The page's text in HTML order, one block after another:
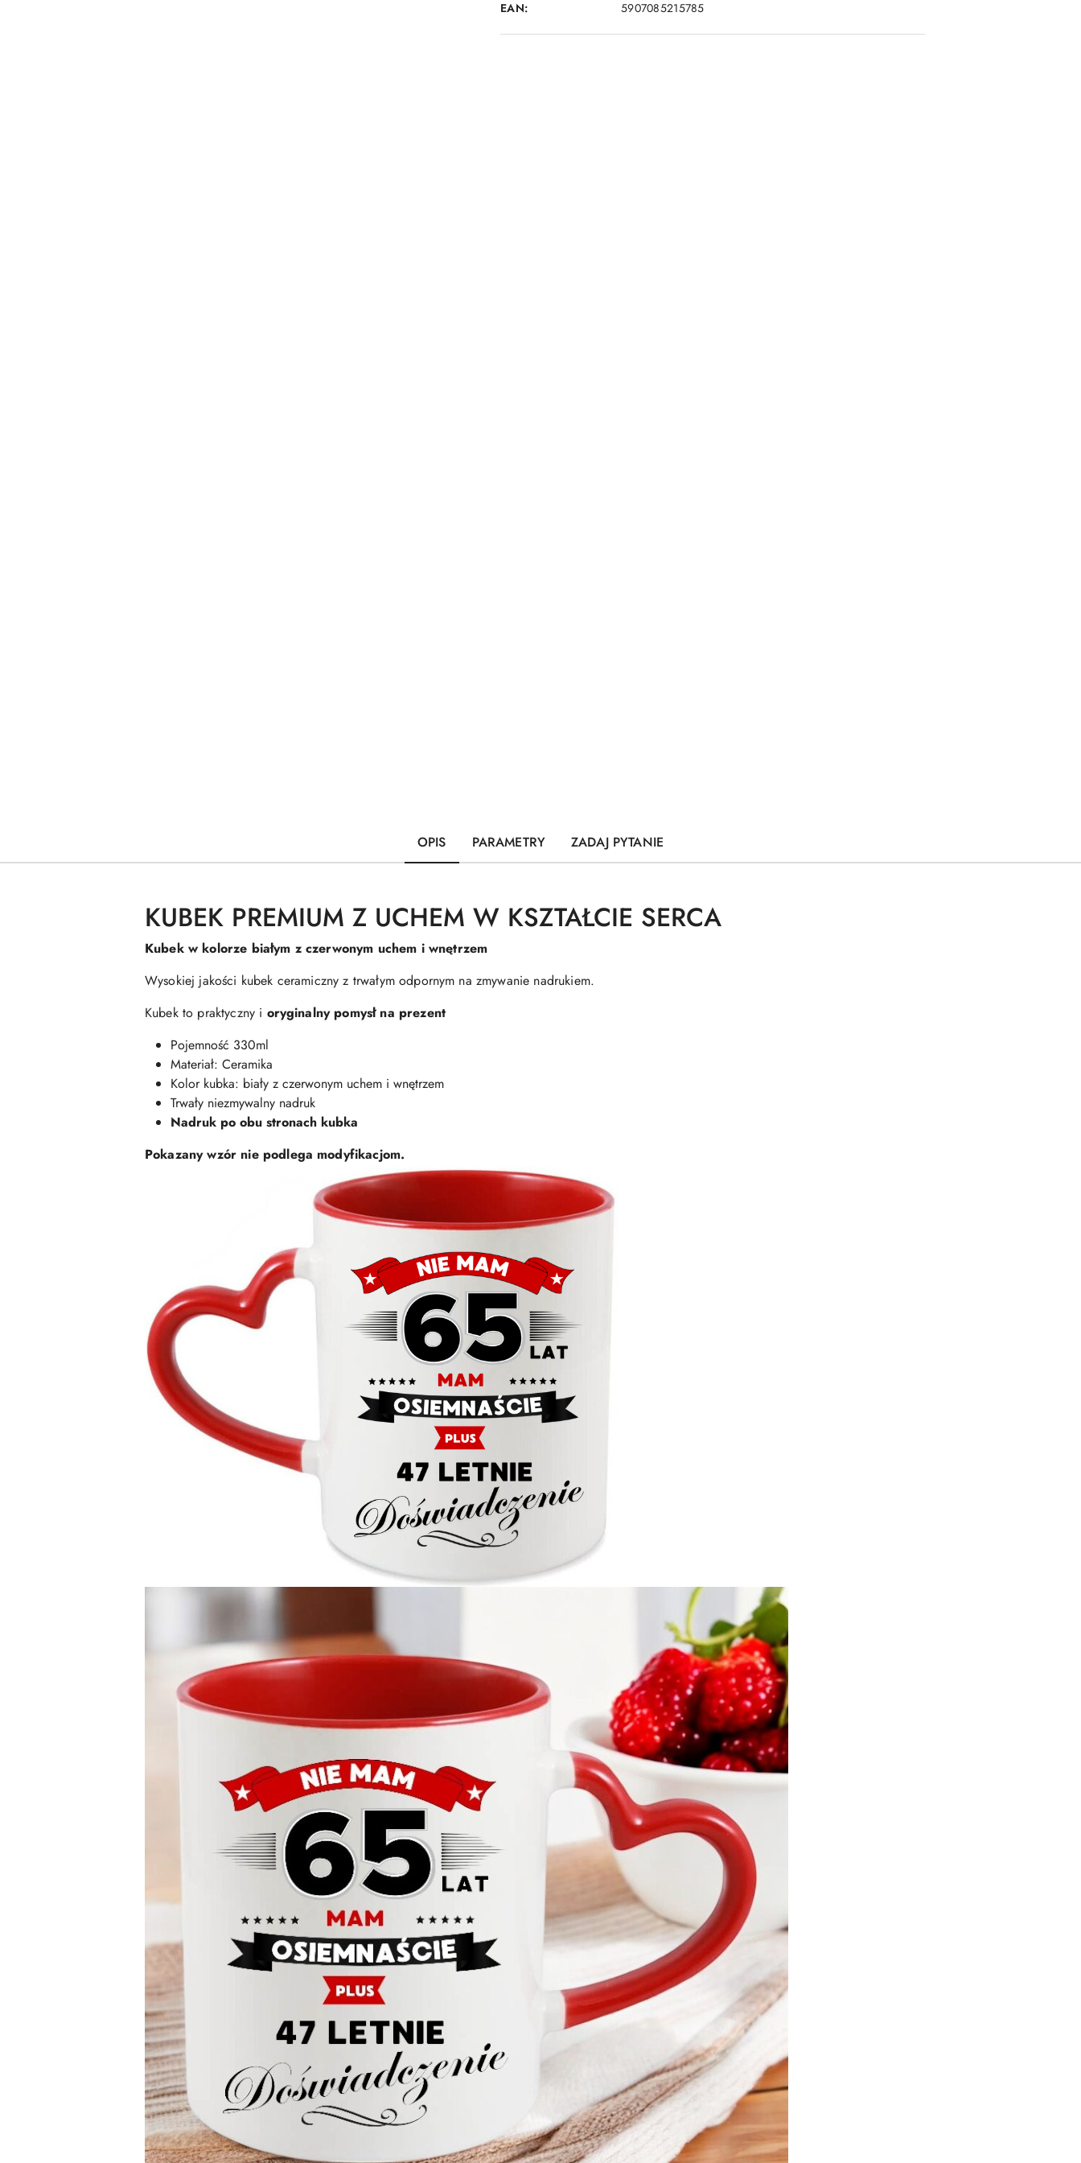
EAN: 5907085215785
OPIS PARAMETRY ZADAJ PYTANIE
KUBEK PREMIUM Z UCHEM W KSZTAŁCIE SERCA
Kubek w kolorze białym z czerwonym uchem i wnętrzem
Wysokiej jakości kubek ceramiczny z trwałym odpornym na zmywanie nadrukiem.
Kubek to praktyczny i oryginalny pomysł na prezent
Pojemność 330ml
Materiał: Ceramika
Kolor kubka: biały z czerwonym uchem i wnętrzem
Trwały niezmywalny nadruk
Nadruk po obu stronach kubka
Pokazany wzór nie podlega modyfikacjom.